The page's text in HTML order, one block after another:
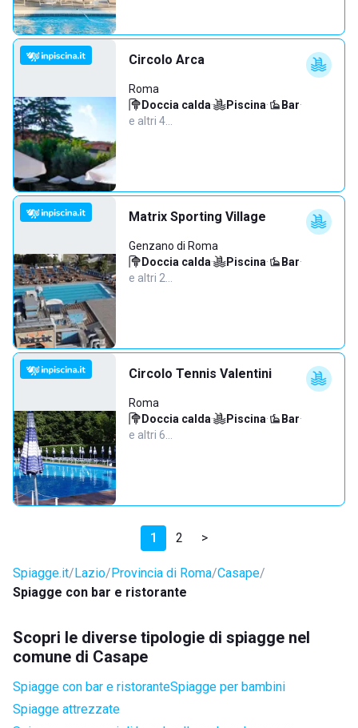
Circolo Arca
Roma
Doccia calda· Piscina· Bar·
e altri 4…
Matrix Sporting Village
Genzano di Roma
Doccia calda· Piscina· Bar·
e altri 2…
Circolo Tennis Valentini
Roma
Doccia calda· Piscina· Bar·
e altri 6…
1 2 >
Spiagge.it Lazio Provincia di Roma Casape
Spiagge con bar e ristorante
Scopri le diverse tipologie di spiagge nel
comune di Casape
Spiagge con bar e ristoranteSpiagge per bambini
Spiagge attrezzate